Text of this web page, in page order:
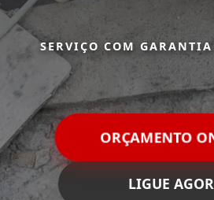
SERVIÇO COM
ORÇAMENTO
LIGUE